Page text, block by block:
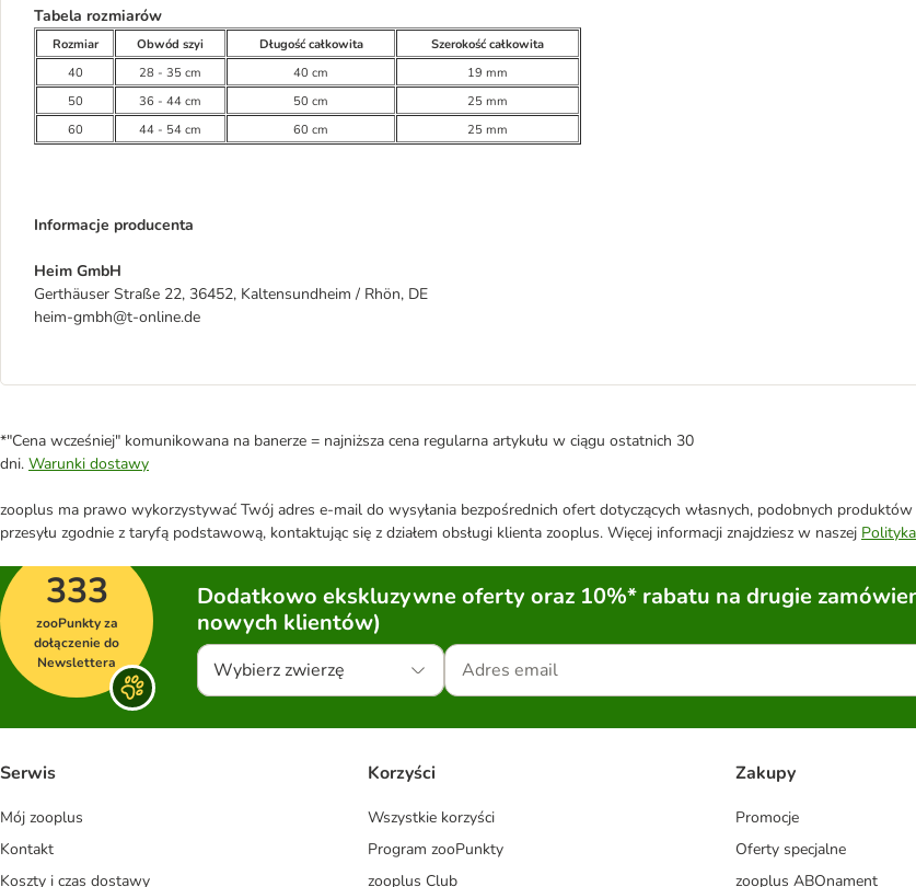
Tabela rozmiarów
Rozmiar Obwód szyi Długość całkowita
Szerokość całkowita
40
28 - 35 cm 40 cm
19 mm
50
36 - 44 cm 50 cm
25 mm
60
44 - 54 cm 60 cm 25 mm
Informacje producenta
Heim GmbH
Gerthäuser Straße 22, 36452, Kaltensundheim / Rhön, DE
heim-gmbh@t-online.de
*"Cena wcześniej" komunikowana na banerze = najniższa cena regularna artykułu w ciągu ostatnich 30
dni. Warunki dostawy
zooplus ma prawo wykorzystywać Twój adres e-mail do wysyłania bezpośrednich ofert dotyczących własnych, podobnych
przesyłu zgodnie z taryfą podstawową, kontaktując się z działem obsługi klienta zooplus. Więcej informacji znajdziesz w naszej
333
zooPunkty za
dołączenie do
Newslettera
Dodatkowo ekskluzywne oferty oraz 10%* rabatu na drugie
nowych klientów)
Wybierz zwierzę
Serwis
Mój zooplus
Kontakt
Koszty i czas dostawy
Korzyści
Wszystkie korzyści
Program zooPunkty
zooplus Club
Zakupy
Promocje
Oferty specjalne
zooplus ABOnament